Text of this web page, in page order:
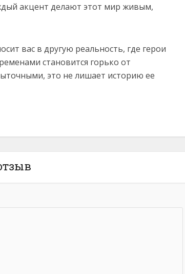
акцент делают этот мир живым,
вас в другую реальность, где герои
становится горько от
это не лишает историю ее